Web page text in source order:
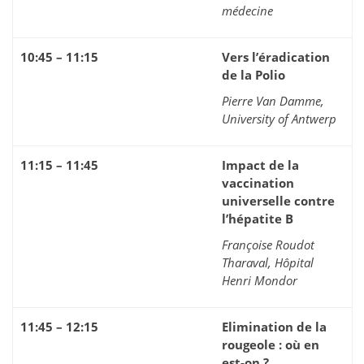
médecine
10:45 – 11:15
Vers l’éradication
de la Polio
Pierre Van Damme,
University of Antwerp
11:15 – 11:45
Impact de la
vaccination
universelle contre
l’hépatite B
Françoise Roudot
Tharaval, Hôpital
Henri Mondor
11:45 – 12:15
Elimination de la
rougeole : où en